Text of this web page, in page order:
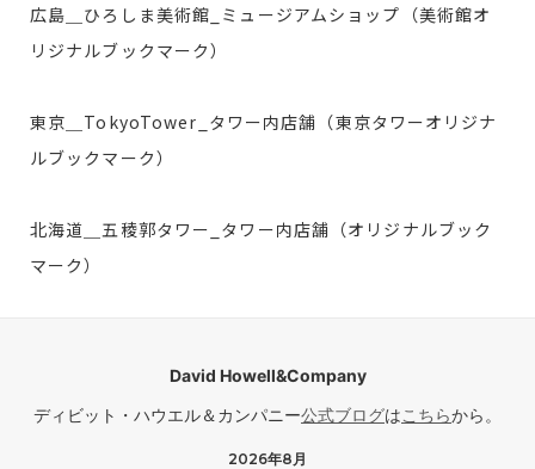
広島＿ひろしま美術館_ミュージアムショップ（美術館オ
リジナルブックマーク）
東京＿TokyoTower_タワー内店舗（東京タワーオリジナ
ルブックマーク）
北海道＿五稜郭タワー_タワー内店舗（オリジナルブック
マーク）
David Howell&Company
ディビット・ハウエル＆カンパニー公式ブログはこちらから。
2026年8月